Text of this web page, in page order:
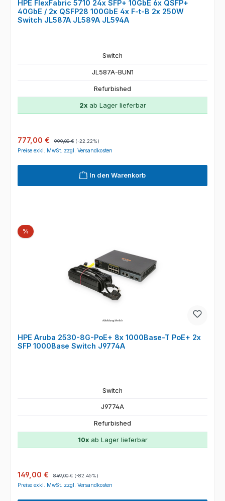
HPE FlexFabric 5710 24x SFP+ 10GbE 6x QSFP+
40GbE / 2x QSFP28 100GbE 4x F-t-B 2x 250W
Switch JL587A JL589A JL594A
Switch
JL587A-BUN1
Refurbished
2xab Lager lieferbar
Verkaufspreis:
777,00 € 999,00 € (-22.22%)
Preise exkl. MwSt. zzgl. Versandkosten
In den Warenkorb
%Rabatt
HPE Aruba 2530-8G-PoE+ 8x 1000Base-T PoE+ 2x
SFP 1000Base Switch J9774A
Switch
J9774A
Refurbished
10xab Lager lieferbar
Verkaufspreis:
149,00 € Regulärer Preis:
849,00 € (-82.45%)
Preise exkl. MwSt. zzgl. Versandkosten